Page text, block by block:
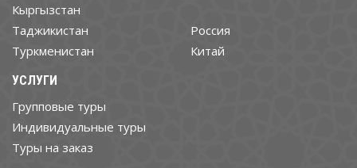
Кыргызстан
Таджикистан
Туркменистан
Россия
Китай
УСЛУГИ
Групповые туры
Индивидуальные туры
Туры на заказ